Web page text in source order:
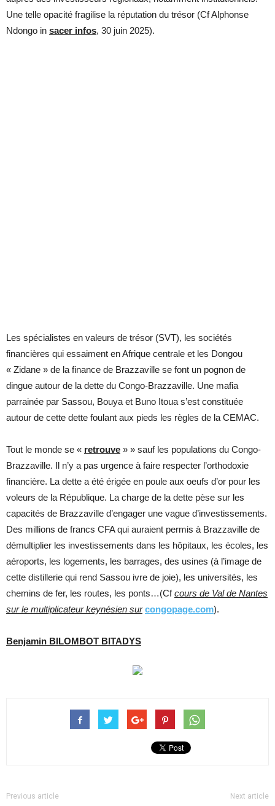
Une telle opacité fragilise la réputation du trésor (Cf Alphonse
Ndongo in sacer infos, 30 juin 2025).
Les spécialistes en valeurs de trésor (SVT), les sociétés
financières qui essaiment en Afrique centrale et les Dongou
« Zidane » de la finance de Brazzaville se font un pognon de
dingue autour de la dette du Congo-Brazzaville. Une mafia
parrainée par Sassou, Bouya et Buno Itoua s’est constituée
autour de cette dette foulant aux pieds les règles de la CEMAC.
Tout le monde se « retrouve » » sauf les populations du Congo-
Brazzaville. Il n’y a pas urgence à faire respecter l’orthodoxie
financière. La dette a été érigée en poule aux oeufs d’or pour les
voleurs de la République. La charge de la dette pèse sur les
capacités de Brazzaville d’engager une vague d’investissements.
Des millions de francs CFA qui auraient permis à Brazzaville de
démultiplier les investissements dans les hôpitaux, les écoles, les
aéroports, les logements, les barrages, des usines (à l’image de
cette distillerie qui rend Sassou ivre de joie), les universités, les
chemins de fer, les routes, les ponts…(Cfcours de Val de Nantes
sur le multiplicateur keynésien sur congopage.com).
Benjamin BILOMBOT BITADYS
Previous article Next article